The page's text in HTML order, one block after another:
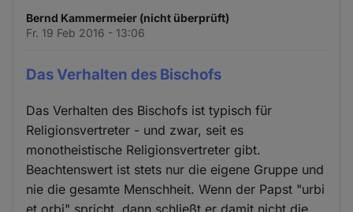
Bernd Kammermeier (nicht überprüft)
Fr. 19 Feb 2016 - 13:06
Das Verhalten des Bischofs
Das Verhalten des Bischofs ist typisch für
Religionsvertreter - und zwar, seit es
monotheistische Religionsvertreter gibt.
Beachtenswert ist stets nur die eigene Gruppe und
nie die gesamte Menschheit. Wenn der Papst "urbi
et orbi" spricht, dann schließt er damit nicht die